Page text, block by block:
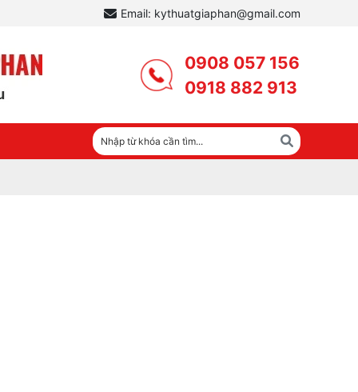
Email: kythuatgiaphan@gmail.com
0908 057 156
0918 882 913